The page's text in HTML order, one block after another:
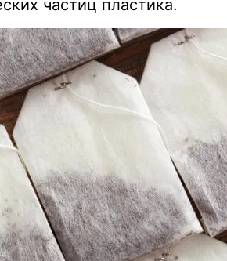
частиц пластика.